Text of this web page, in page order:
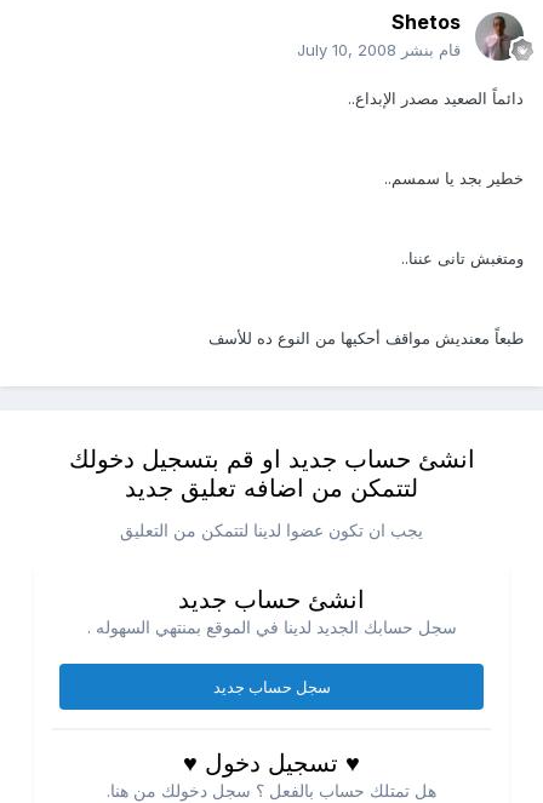
Shetos
قام بنشر July 10, 2008
دائماً الصعيد مصدر الإبداع..
خطير بجد يا سمسم..
ومتغبش تانى عننا..
طبعاً معنديش مواقف أحكيها من النوع ده للأسف
انشئ حساب جديد او قم بتسجيل دخولك
لتتمكن من اضافه تعليق جديد
يجب ان تكون عضوا لدينا لتتمكن من التعليق
انشئ حساب جديد
سجل حسابك الجديد لدينا في الموقع بمنتهي السهوله .
سجل حساب جديد
♥ تسجيل دخول ♥
هل تمتلك حساب بالفعل ؟ سجل دخولك من هنا.